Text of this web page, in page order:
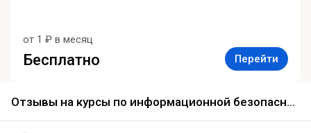
от 1 ₽ в месяц
Бесплатно Перейти
Отзывы на курсы по информационной безопасности 2026